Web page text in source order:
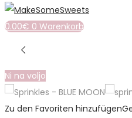
0.00€ 0 Warenkorb
Ni na voljo
Zu den Favoriten hinzufügen